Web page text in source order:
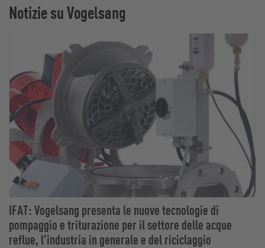
Notizie su Vogelsang
IFAT: Vogelsang presenta le nuove tecnologie di
pompaggio e triturazione per il settore delle acque
reflue, l’industria in generale e del riciclaggio